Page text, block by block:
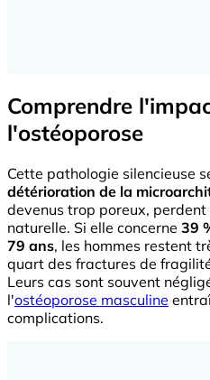
Comprendre
l'ostéoporose
Cette pathologie silencieuse
détérioration de la
devenus trop poreux,
naturelle. Si elle concerne 39
79 ans, les hommes restent
quart des fractures de
Leurs cas sont souvent
l'ostéoporose masculine
complications.